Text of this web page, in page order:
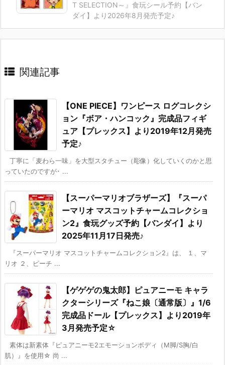
T SELECTION～』食玩シール予約【バン
ダイ】より2026年8月発売予定♪
関連記事
【ONE PIECE】ワンピース ログコレクシ
ョン『ボア・ハンコック』完成品フィギ
ュア【プレックス】より2019年12月発売
予定♪
丁寧に「麦わら一味」を大型スタチュー（彫像）化していくのかと思
っていたのですが･ ...
【スーパーマリオブラザーズ】『スーパ
ーマリオ マスコットチャームコレクショ
ン2』食玩グッズ予約【バンダイ】より
2025年11月17日発売♪
『スーパーマリオ マスコットチャームコレクション2』は、 １、マ
リオ ２、ピーチ ...
【ゲゲゲの鬼太郎】ピュアニーモ キャラ
クターシリーズ『ねこ娘〔通常版〕』1/6
完成品ドール【プレックス】より2019年
3月発売予定☆
素体は新素体『ピュアニーモ2エモーションボディ（M脚/S胸/白
肌）』を使用☆ 尚 ...